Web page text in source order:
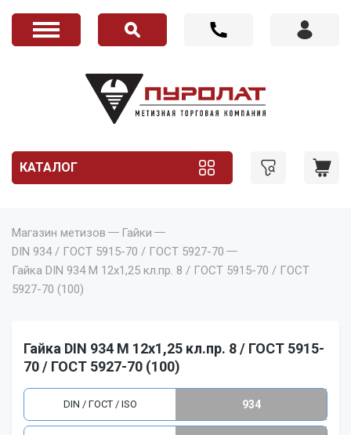
КАТАЛОГ
Магазин метизов
Гайки
DIN 934 / ГОСТ 5915-70 / ГОСТ 5927-70
Гайка DIN 934 M 12x1,25 кл.пр. 8 / ГОСТ 5915-70 / ГОСТ
5927-70 (100)
Гайка DIN 934 M 12x1,25 кл.пр. 8 / ГОСТ 5915-
70 / ГОСТ 5927-70 (100)
DIN / ГОСТ / ISO 934